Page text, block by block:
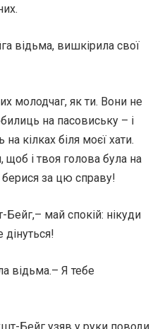
відьма, вишкірила свої
молодчаг, як ти. Вони не
на пасовиську – і
на кілках біля моєї хати.
і твоя голова була на
за цю справу!
май спокій: нікуди
дінуться!
відьма.– Я тебе